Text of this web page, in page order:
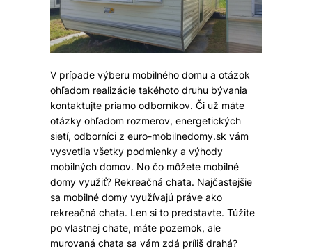
V prípade výberu mobilného domu a otázok
ohľadom realizácie takéhoto druhu bývania
kontaktujte priamo odborníkov. Či už máte
otázky ohľadom rozmerov, energetických
sietí, odborníci z euro-mobilnedomy.sk vám
vysvetlia všetky podmienky a výhody
mobilných domov. No čo môžete mobilné
domy využiť? Rekreačná chata. Najčastejšie
sa mobilné domy využívajú práve ako
rekreačná chata. Len si to predstavte. Túžite
po vlastnej chate, máte pozemok, ale
murovaná chata sa vám zdá príliš drahá?